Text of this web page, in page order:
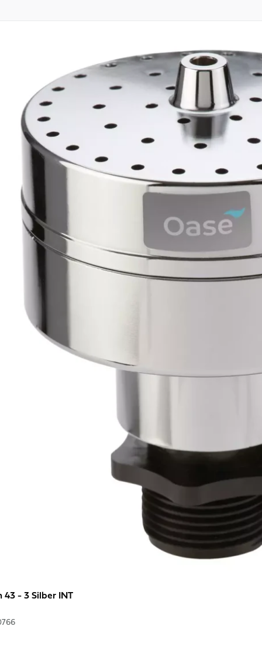
43 - 3 Silber INT